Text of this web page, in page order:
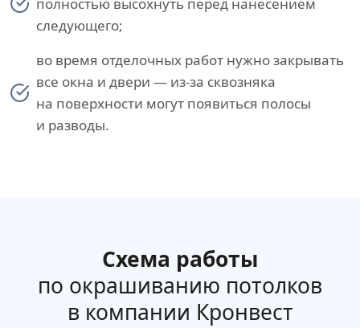
полностью высохнуть перед нанесением
следующего;
во время отделочных работ нужно закрывать
все окна и двери — из-за сквозняка
на поверхности могут появиться полосы
и разводы.
Схема работы
по окрашиванию потолков
в компании Кронвест